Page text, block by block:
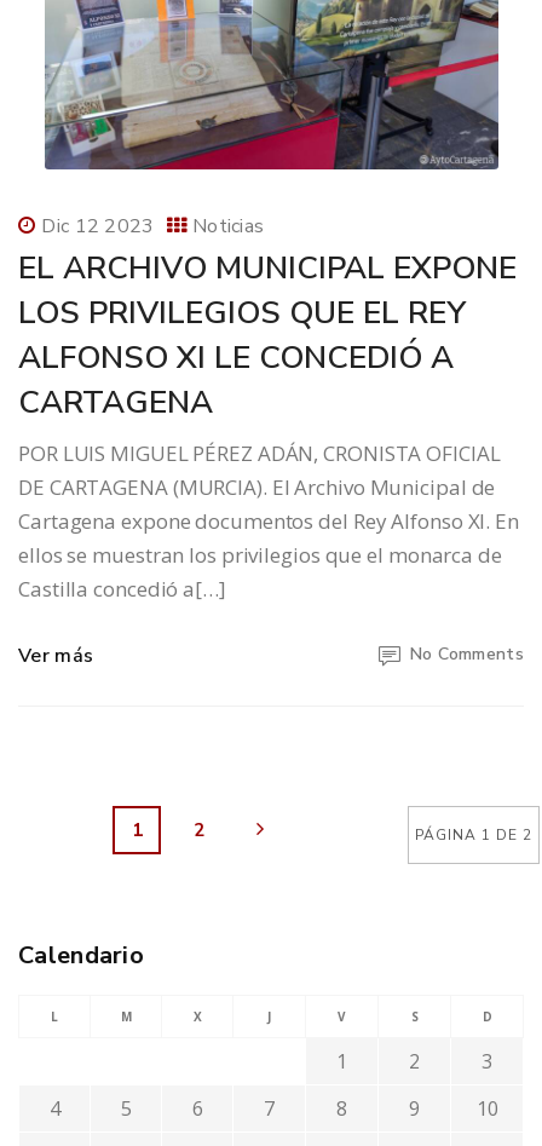
Dic 12 2023 Noticias
EL ARCHIVO MUNICIPAL EXPONE
LOS PRIVILEGIOS QUE EL REY
ALFONSO XI LE CONCEDIÓ A
CARTAGENA
POR LUIS MIGUEL PÉREZ ADÁN, CRONISTA OFICIAL
DE CARTAGENA (MURCIA). El Archivo Municipal de
Cartagena expone documentos del Rey Alfonso XI. En
ellos se muestran los privilegios que el monarca de
Castilla concedió a[…]
Ver más No Comments
PÁGINA 1 DE 2
1 2
Calendario
L M X J V S D
1 2
3
4
5 6 7 8 9
10